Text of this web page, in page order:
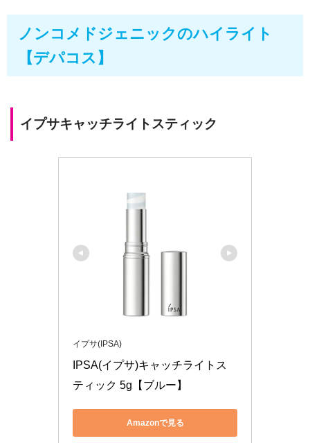
ノンコメドジェニックのハイライト
【デパコス】
イプサキャッチライトスティック
イプサ(IPSA)
IPSA(イプサ)キャッチライトス
ティック 5g【ブルー】
Amazonで見る